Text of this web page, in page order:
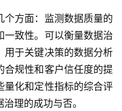
个方面：监测数据质量的
一致性。可以衡量数据治
用于关键决策的数据分析
合规性和客户信任度的提
量化和定性指标的综合评
理的成功与否。